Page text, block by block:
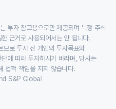
투자 참고용으로만 제공되며 특정 주식
근거로 사용되어서는 안 됩니다.
므로 투자 전 개인의 투자목표와
에 따라 투자하시기 바라며, 당사는
법적 책임을 지지 않습니다.
S&P Global